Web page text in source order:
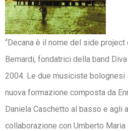
“Decana è il nome del side project
Bernardi, fondatrici della band
2004. Le due musiciste bolognesi
nuova formazione composta da
Daniela Caschetto al basso e agli
collaborazione con Umberto Maria